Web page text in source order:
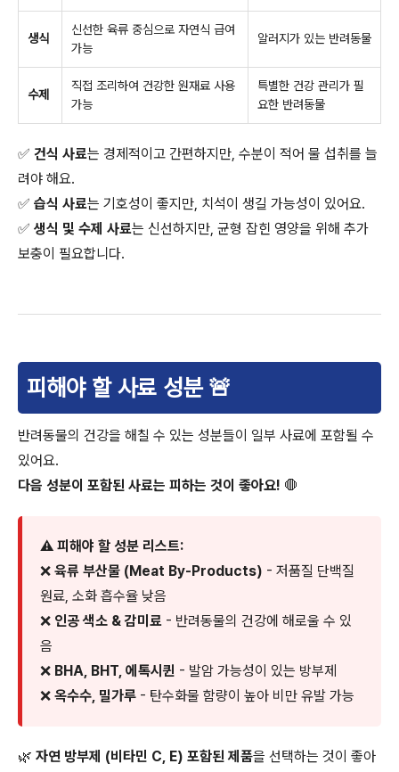
생식
신선한 육류 중심으로 자연식 급여
가능
알러지가 있는 반려동물
수제
직접 조리하여 건강한 원재료 사용
가능
특별한 건강 관리가 필
요한 반려동물
✅ 건식 사료는 경제적이고 간편하지만, 수분이 적어 물 섭취를 늘
려야 해요.
✅ 습식 사료는 기호성이 좋지만, 치석이 생길 가능성이 있어요.
✅ 생식 및 수제 사료는 신선하지만, 균형 잡힌 영양을 위해 추가
보충이 필요합니다.
피해야 할 사료 성분 🚨
반려동물의 건강을 해칠 수 있는 성분들이 일부 사료에 포함될 수
있어요.
다음 성분이 포함된 사료는 피하는 것이 좋아요! 🛑
⚠️ 피해야 할 성분 리스트:
❌ 육류 부산물 (Meat By-Products) - 저품질 단백질
원료, 소화 흡수율 낮음
❌ 인공 색소 & 감미료 - 반려동물의 건강에 해로울 수 있
음
❌ BHA, BHT, 에톡시퀸 - 발암 가능성이 있는 방부제
❌ 옥수수, 밀가루 - 탄수화물 함량이 높아 비만 유발 가능
🌿 자연 방부제 (비타민 C, E) 포함된 제품을 선택하는 것이 좋아